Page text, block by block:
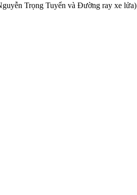
Trọng Tuyển và Đường ray xe lửa)